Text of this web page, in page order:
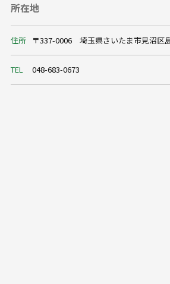
所在地
住所 〒337-0006 埼玉県さいたま市見沼区
TEL 048-683-0673